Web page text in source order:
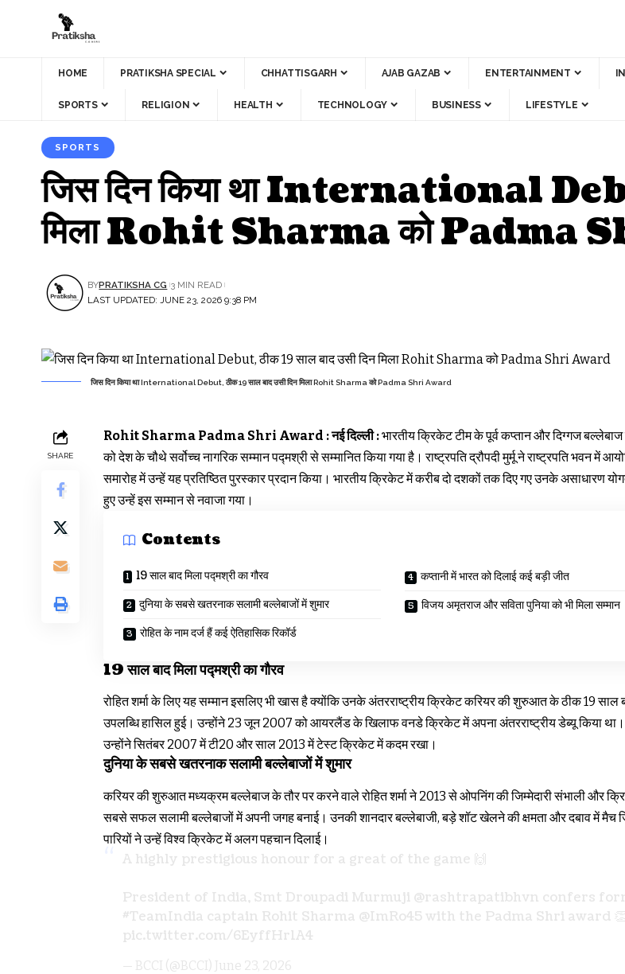
HOME PRATIKSHA SPECIAL CHHATTISGARH AJAB GAZAB ENTERTAINMENT
SPORTS RELIGION HEALTH TECHNOLOGY BUSINESS LIFESTYLE
SPORTS
जिस दिन किया था International
मिला Rohit Sharma को Padma
LAST UPDATED: JUNE 23, 2026 9:38 PM
BYPRATIKSHA CG 3 MIN READ
जिस दिन किया था International Debut, ठीक 19 साल बाद उसी दिन मिला Rohit Sharma को Padma Shri Award
SHARE
Rohit Sharma Padma Shri Award : नई दिल्ली :भारतीय क्रिकेट टीम के पूर्व कप्तान और दिग्गज बल्लेबाज
को देश के चौथे सर्वोच्च नागरिक सम्मान पद्मश्री से सम्मानित किया गया है। राष्ट्रपति द्रौपदी मुर्मू ने राष्ट्रपति भवन में
समारोह में उन्हें यह प्रतिष्ठित पुरस्कार प्रदान किया। भारतीय क्रिकेट में करीब दो दशकों तक दिए गए उनके असाधारण
हुए उन्हें इस सम्मान से नवाजा गया।
Contents
19 साल बाद मिला पद्मश्री का गौरव
दुनिया के सबसे खतरनाक सलामी बल्लेबाजों में शुमार
रोहित के नाम दर्ज हैं कई ऐतिहासिक रिकॉर्ड
कप्तानी में भारत को दिलाई कई बड़ी जीत
विजय अमृतराज और सविता पुनिया को भी मिला सम्मान
19 साल बाद मिला पद्मश्री का गौरव
रोहित शर्मा के लिए यह सम्मान इसलिए भी खास है क्योंकि उनके अंतरराष्ट्रीय क्रिकेट करियर की शुरुआत के ठीक 19 साल
उपलब्धि हासिल हुई। उन्होंने 23 जून 2007 को आयरलैंड के खिलाफ वनडे क्रिकेट में अपना अंतरराष्ट्रीय डेब्यू किया
उन्होंने सितंबर 2007 में टी20 और साल 2013 में टेस्ट क्रिकेट में कदम रखा।
दुनिया के सबसे खतरनाक सलामी बल्लेबाजों में शुमार
करियर की शुरुआत मध्यक्रम बल्लेबाज के तौर पर करने वाले रोहित शर्मा ने 2013 से ओपनिंग की जिम्मेदारी संभाली और
सबसे सफल सलामी बल्लेबाजों में अपनी जगह बनाई। उनकी शानदार बल्लेबाजी, बड़े शॉट खेलने की क्षमता और दबाव में मैच
पारियों ने उन्हें विश्व क्रिकेट में अलग पहचान दिलाई।
A highly prestigious honour for a great of the game 🙌
President of India, Smt Droupadi Murmuji @rashtrapatibhvn confers
#TeamIndia captain Rohit Sharma @ImRo45 with the Padma Shri award 👏
pic.twitter.com/6EyffHr1A4
— BCCI (@BCCI) June 23, 2026